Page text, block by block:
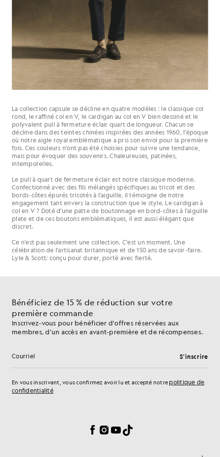
La collection capsule se décline en quatre modèles : le classique col
rond, le raffiné col en V, le cardigan au col en V bien dessiné et le
polyvalent pull à fermeture éclair quart de longueur. Chacun se
décline dans des teintes chinées inspirées des années 1960, l’époque
où notre aigle royal emblématique a pris son envol pour la première
fois. Ces couleurs n’ont pas été choisies pour suivre une tendance,
mais pour évoquer des souvenirs. Chaleureuses, patinées,
intemporelles.
Le pull à quart de fermeture éclair est notre classique moderne.
Confectionné avec des fils mélangés spécifiques au tricot et des
bords-côtes épurés tricotés à l'aiguille, il témoigne de notre
engagement tant envers la construction que le style. Le cardigan à
col en V ? Doté d'une patte de boutonnage en bord-côtes à l'aiguille
plate et de ces boutons emblématiques, il est aussi élégant que
discret.
Ce n'est pas seulement une collection. C'est un moment. Une
célébration de l'artisanat britannique et de 150 ans de savoir-faire.
Lyle & Scott: conçu pour durer, porté avec fierté.
Bénéficiez de 15 % de réduction sur votre
première commande
Inscrivez-vous pour bénéficier d'offres réservées aux
membres, d'un accès en avant-première et de récompenses.
Adresse e-mail S'inscrire
En vous inscrivant, vous confirmez avoir lu et accepté notre politique de
confidentialité
Facebook
Instagram
YouTube
TikTok